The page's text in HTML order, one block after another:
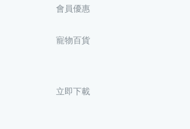
會員優惠
寵物百貨
立即下載